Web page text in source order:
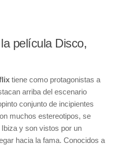
película Disco,
tiene como protagonistas a
arriba del escenario
conjunto de incipientes
muchos estereotipos, se
y son vistos por un
hacia la fama. Conocidos a